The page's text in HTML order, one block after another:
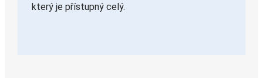
který je přístupný celý.